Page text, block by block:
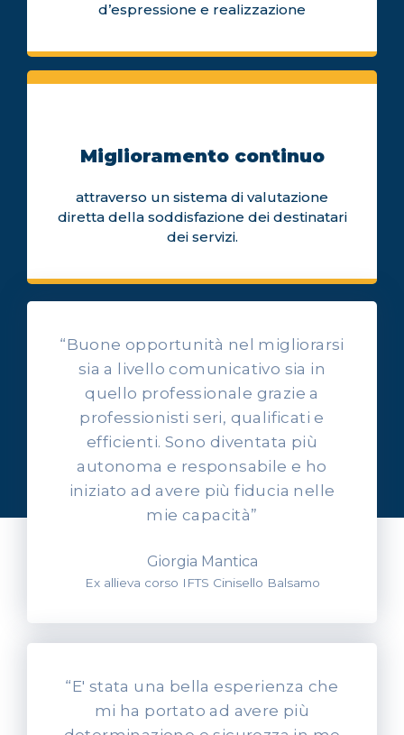
d’espressione e realizzazione
Miglioramento continuo
attraverso un sistema di valutazione
diretta della soddisfazione dei destinatari
dei servizi.
OPINIONI DEI NOSTRI ALLIEVI
Ascolta l'esperienza dei
nostri allievi
“Buone opportunità nel migliorarsi
sia a livello comunicativo sia in
quello professionale grazie a
professionisti seri, qualificati e
efficienti. Sono diventata più
autonoma e responsabile e ho
iniziato ad avere più fiducia nelle
mie capacità”
Giorgia Mantica
Ex allieva corso IFTS Cinisello Balsamo
“E' stata una bella esperienza che
mi ha portato ad avere più